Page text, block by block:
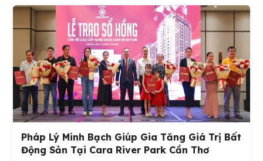
Pháp Lý Minh Bạch Giúp Gia Tăng Giá Trị Bất
Động Sản Tại Cara River Park Cần Thơ